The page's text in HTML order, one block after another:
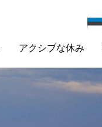
アクシブな休み